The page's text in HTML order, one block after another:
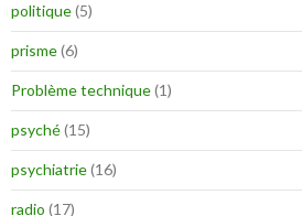
politique(5)
prisme(6)
Problème technique(1)
psyché(15)
psychiatrie(16)
radio (17)